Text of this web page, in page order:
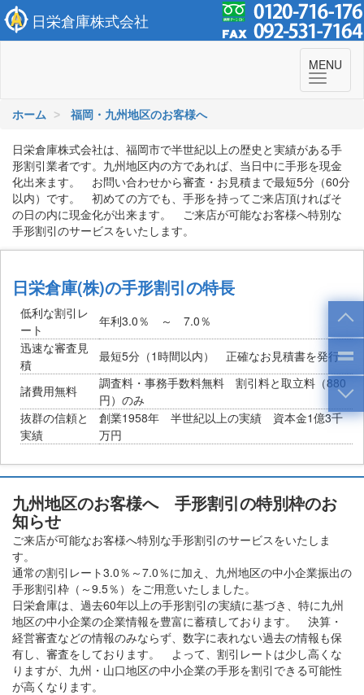
日栄倉庫株式会社
MENU
ホーム 福岡・九州地区のお客様へ
日栄倉庫株式会社は、福岡市で半世紀以上の歴史と実績がある手
形割引業者です。九州地区内の方であれば、当日中に手形を現金
化出来ます。 お問い合わせから審査・お見積まで最短5分（60分
以内）です。 初めての方でも、手形を持ってご来店頂ければそ
の日の内に現金化が出来ます。 ご来店が可能なお客様へ特別な
手形割引のサービスをいたします。
日栄倉庫(株)の手形割引の特長
低利な割引レ
ート
年利3.0％ ～ 7.0％
迅速な審査見
積
最短5分（1時間以内） 正確なお見積書を発行
諸費用無料
調査料・事務手数料無料 割引料と取立料（880
円）のみ
抜群の信頼と
実績
創業1958年 半世紀以上の実績 資本金1億3千
万円
九州地区のお客様へ 手形割引の特別枠のお
知らせ
ご来店が可能なお客様へ特別な手形割引のサービスをいたしま
す。
通常の割引レート3.0％～7.0％に加え、九州地区の中小企業振出の
手形割引枠（～9.5％）をご用意いたしました。
日栄倉庫は、過去60年以上の手形割引の実績に基づき、特に九州
地区の中小企業の企業情報を豊富に蓄積しております。 決算・
経営審査などの情報のみならず、数字に表れない過去の情報も保
有し、審査をしております。 よって、割引レートは少し高くな
りますが、九州・山口地区の中小企業の手形を割引できる可能性
が高くなります。